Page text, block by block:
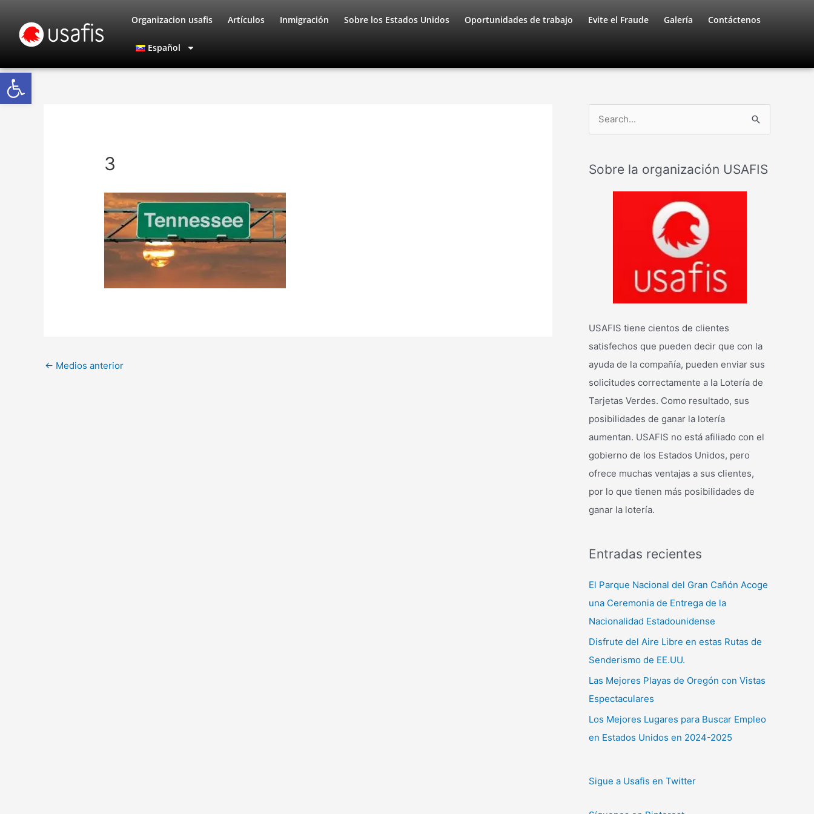
Abrir barra de herramientas
contenido
Organizacion usafis Artículos Inmigración Sobre los Estados Unidos Oportunidades de trabajo Evite el Fraude Galería Contáctenos
Español
3
← Medios anterior
c
Sobre la organización USAFIS
USAFIS tiene cientos de clientes
satisfechos que pueden decir que con la
ayuda de la compañía, pueden enviar sus
solicitudes correctamente a la Lotería de
Tarjetas Verdes. Como resultado, sus
posibilidades de ganar la lotería
aumentan. USAFIS no está afiliado con el
gobierno de los Estados Unidos, pero
ofrece muchas ventajas a sus clientes,
por lo que tienen más posibilidades de
ganar la lotería.
Entradas recientes
El Parque Nacional del Gran Cañón Acoge
una Ceremonia de Entrega de la
Nacionalidad Estadounidense
Disfrute del Aire Libre en estas Rutas de
Senderismo de EE.UU.
Las Mejores Playas de Oregón con Vistas
Espectaculares
Los Mejores Lugares para Buscar Empleo
en Estados Unidos en 2024-2025
Sigue a Usafis en Twitter